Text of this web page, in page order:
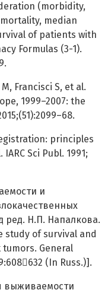
(morbidity,
median
of patients with
Formulas (3-1).
Francisci S, et al.
1999–2007: the
principles
Sci Publ. 1991;
и
ред. Н.П. Напалкова.
study of survival and
General
(In Russ.)].
выживаемости